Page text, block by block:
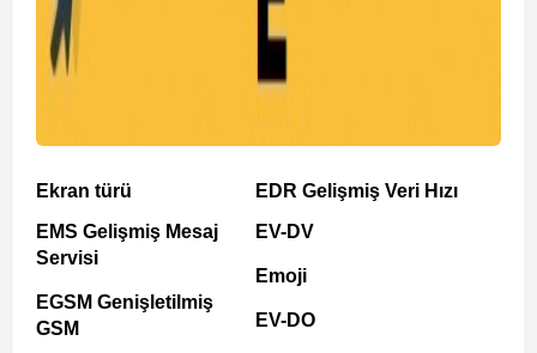
Ekran türü
EMS Gelişmiş Mesaj
Servisi
EGSM Genişletilmiş
GSM
EDR Gelişmiş Veri Hızı
EV-DV
Emoji
EV-DO